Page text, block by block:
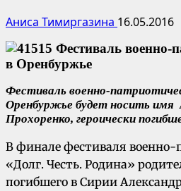
Аниса Тимиргазина 16.05.2016
Фестиваль военно-
Оренбуржье будет носить имя
Прохоренко, героически
В финале фестиваля военно-
«Долг. Честь. Родина»
погибшего в Сирии